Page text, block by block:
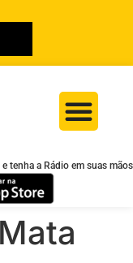
tenha a Rádio em suas mãos